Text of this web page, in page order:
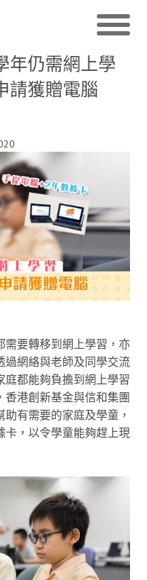
年仍需網上學
請獲贈電腦
需要轉移到網上學習，亦
過網絡與老師及同學交流
庭都能夠負擔到網上學習
香港創新基金與信和集團
有需要的家庭及學童，
卡，以令學童能夠趕上現